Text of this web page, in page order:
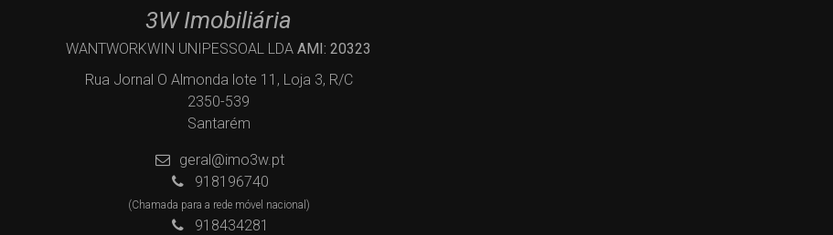
3W Imobiliária
WANTWORKWIN UNIPESSOAL LDA AMI: 20323
Rua Jornal O Almonda lote 11, Loja 3, R/C
2350-539
Santarém
geral@imo3w.pt
918196740
(Chamada para a rede móvel nacional)
918434281